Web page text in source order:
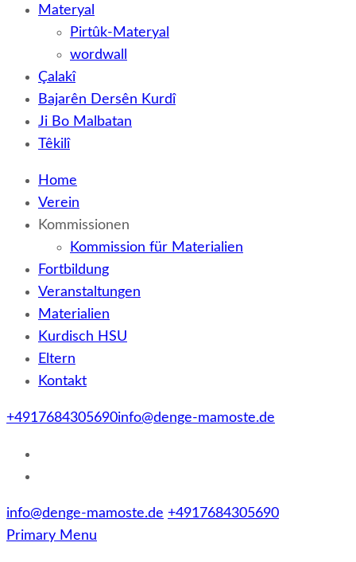
Materyal
Pirtûk-Materyal
wordwall
Çalakî
Bajarên Dersên Kurdî
Ji Bo Malbatan
Têkilî
Home
Verein
Kommissionen
Kommission für Materialien
Fortbildung
Veranstaltungen
Materialien
Kurdisch HSU
Eltern
Kontakt
+4917684305690info@denge-mamoste.de
info@denge-mamoste.de +4917684305690
Primary Menu